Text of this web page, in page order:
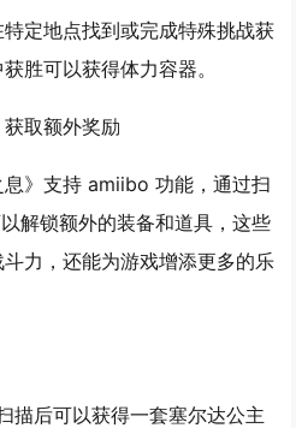
特定地点找到或完成特殊挑战获
胜可以获得体力容器。
取额外奖励
息》支持 amiibo 功能，通过扫
解锁额外的装备和道具，这些
力，还能为游戏增添更多的乐
描后可以获得一套塞尔达公主